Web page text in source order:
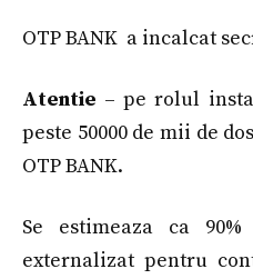
OTP BANK a incalcat
Atentie – pe rolul
peste 50000 de mii de
OTP BANK.
Se estimeaza ca
externalizat pentru